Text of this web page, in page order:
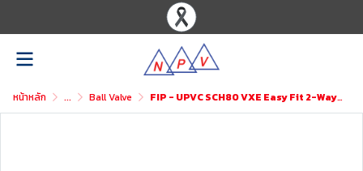
หน้าหลัก ... Ball Valve FIP - UPVC SCH80 VXE Easy Fit 2-Way Ball Valve ASTM